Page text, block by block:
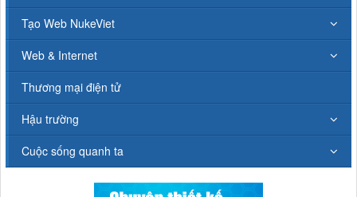
Tạo Web NukeViet
Web & Internet
Thương mại điện tử
Hậu trường
Cuộc sống quanh ta